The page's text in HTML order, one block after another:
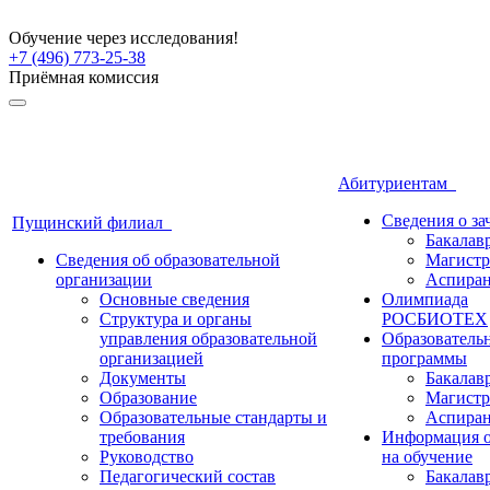
Обучение через исследования!
+7 (496) 773-25-38
Приёмная комиссия
Пущинский филиал
Сведения об образовательной
организации
Основные сведения
Структура и органы
управления образовательной
организацией
Документы
Образование
Образовательные стандарты и
требования
Руководство
Педагогический состав
Абитуриентам
Сведения о
Олимпиада
РОСБИОТЕХ
программы
Информация
на обучение